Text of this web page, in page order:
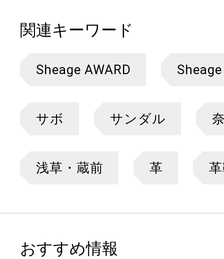
関連キーワード
Sheage AWARD
サボ サンダル
浅草・蔵前 革
おすすめ情報